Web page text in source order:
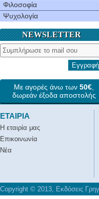
Φιλοσοφία
Ψυχολογία
NEWSLETTER
Εγγραφή
Με αγορές άνω των 50€
δωρεάν έξοδα αποστολής
ΕΤΑΙΡΙΑ
Η εταιρία μας
Επικοινωνία
Νέα
Copyright © 2013, Εκδόσεις